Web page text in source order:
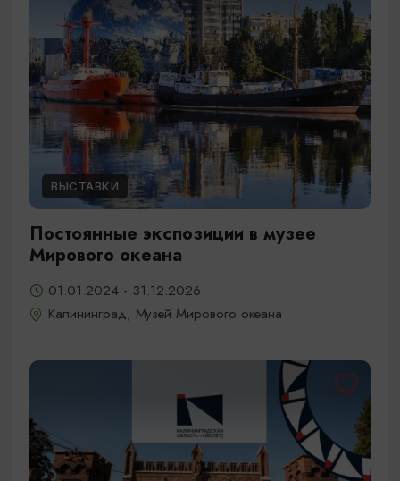
ВЫСТАВКИ
Постоянные экспозиции в музее
Мирового океана
01.01.2024 - 31.12.2026
Калининград, Музей Мирового океана